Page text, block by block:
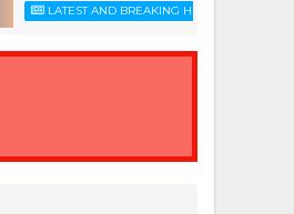
LATEST AND BREAKING HINDI NEWS HEADLINES